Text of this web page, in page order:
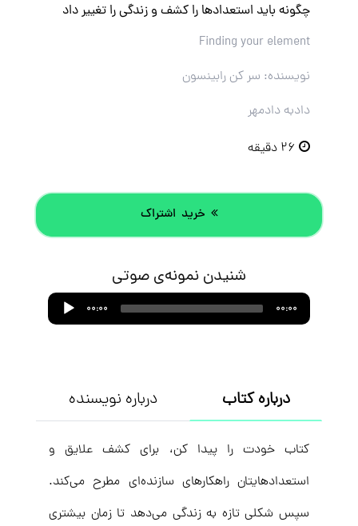
چگونه باید استعدادها را کشف و زندگی‌ را تغییر داد
Finding your element
نویسنده: سر کن رابینسون
دادبه دادمهر
خرید اشتراک
شنیدن نمونه‌ی صوتی
Audio
Player
00:00 00:00
درباره کتاب درباره نویسنده
کتاب خودت را پیدا کن، برای کشف علایق و
استعدادهایتان راهکارهای سازنده‌ای مطرح می‌کند.
سپس شکلی تازه به زندگی می‌دهد تا زمان بیشتری